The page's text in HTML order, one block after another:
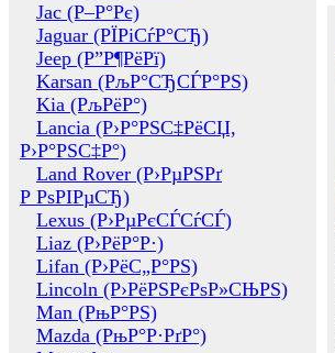
Jac (Р–Р°Рє)
Jaguar (РЇРіСѓР°СЂ)
Jeep (Р”Р¶РёРї)
Karsan (РљР°СЂСЃР°РЅ)
Kia (РљРёР°)
Lancia (Р›Р°РЅС‡РёСЏ,
Р›Р°РЅС‡Р°)
Land Rover (Р›РµРЅРґ
Р РѕРІРµСЂ)
Lexus (Р›РµРєСЃСѓСЃ)
Liaz (Р›РёР°Р·)
Lifan (Р›РёС„Р°РЅ)
Lincoln (Р›РёРЅРєРѕР»СЊРЅ)
Man (РњР°РЅ)
Mazda (РњР°Р·РґР°)